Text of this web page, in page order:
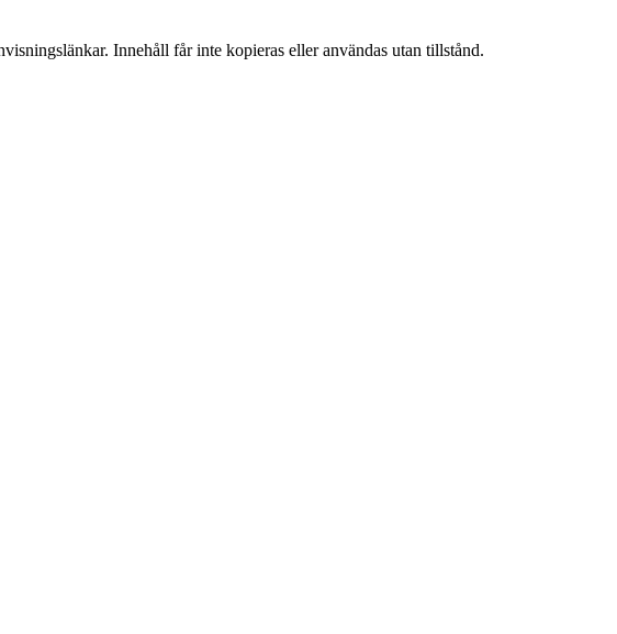
Innehåll får inte kopieras eller användas utan tillstånd.